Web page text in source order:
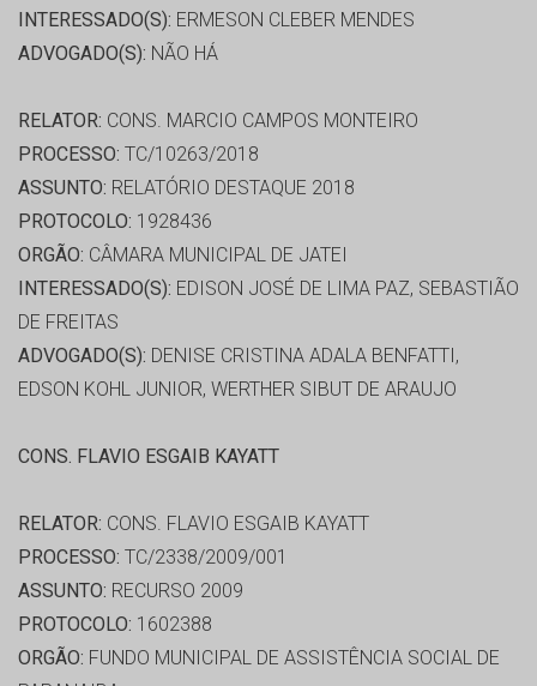
INTERESSADO(S): ERMESON CLEBER MENDES
ADVOGADO(S): NÃO HÁ
RELATOR: CONS. MARCIO CAMPOS MONTEIRO
PROCESSO: TC/10263/2018
ASSUNTO: RELATÓRIO DESTAQUE 2018
PROTOCOLO: 1928436
ORGÃO: CÂMARA MUNICIPAL DE JATEI
INTERESSADO(S): EDISON JOSÉ DE LIMA PAZ, SEBASTIÃO
DE FREITAS
ADVOGADO(S): DENISE CRISTINA ADALA BENFATTI,
EDSON KOHL JUNIOR, WERTHER SIBUT DE ARAUJO
CONS. FLAVIO ESGAIB KAYATT
RELATOR: CONS. FLAVIO ESGAIB KAYATT
PROCESSO: TC/2338/2009/001
ASSUNTO: RECURSO 2009
PROTOCOLO: 1602388
ORGÃO: FUNDO MUNICIPAL DE ASSISTÊNCIA SOCIAL DE